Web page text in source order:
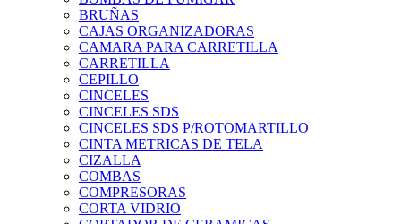
BRUÑAS
CAJAS ORGANIZADORAS
CAMARA PARA CARRETILLA
CARRETILLA
CEPILLO
CINCELES
CINCELES SDS
CINCELES SDS P/ROTOMARTILLO
CINTA METRICAS DE TELA
CIZALLA
COMBAS
COMPRESORAS
CORTA VIDRIO